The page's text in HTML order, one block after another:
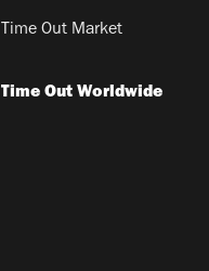
Time Out Market
Time Out Worldwide